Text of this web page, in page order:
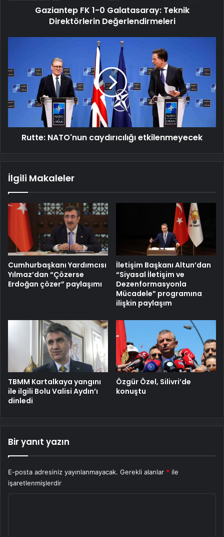
Gaziantep FK 1-0 Galatasaray: Teknik
Direktörlerin Değerlendirmeleri
etkilenmeyecek
Rutte: NATO'nun caydırıcılığı etkilenmeyecek
İlgili Makaleler
Cumhurbaşkanı Yardımcısı
Yılmaz’dan “Çözerse
Erdoğan çözer” paylaşımı
İletişim Başkanı Altun’dan
“Siyasal İletişim ve
Dezenformasyonla
Mücadele” programına
ilişkin paylaşım
TBMM Kartalkaya yangını
ile ilgili Bolu Valisi Aydın’ı
dinledi
Özgür Özel, Silivri’de
konuştu
Bir yanıt yazın
E-posta adresiniz yayınlanmayacak. Gerekli alanlar * ile
işaretlenmişlerdir